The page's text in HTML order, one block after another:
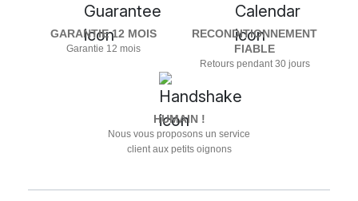
GARANTIE 12 MOIS
Garantie 12 mois
RECONDITIONNEMENT
FIABLE
Retours pendant 30 jours
HUMAIN !
Nous vous proposons un service
client aux petits oignons